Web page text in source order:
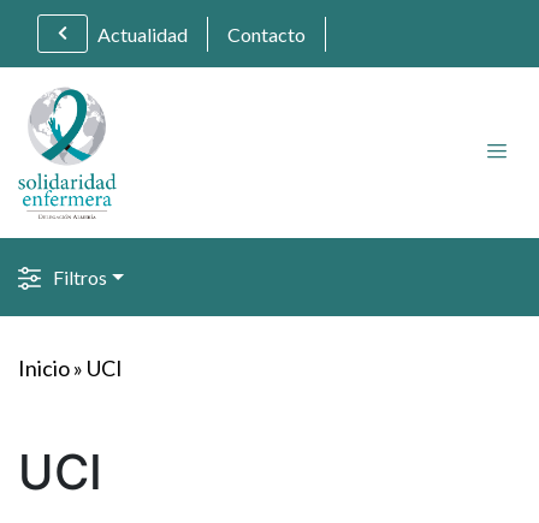
Actualidad Contacto
Filtros
Inicio» UCI
UCI